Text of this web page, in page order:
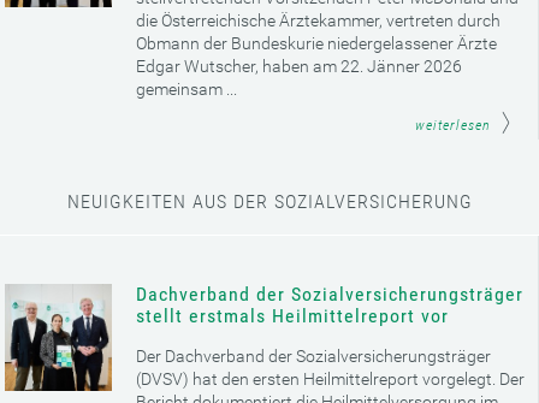
die Österreichische Ärztekammer, vertreten durch
Obmann der Bundeskurie niedergelassener Ärzte
Edgar Wutscher, haben am 22. Jänner 2026
gemeinsam ...
weiterlesen
NEUIGKEITEN AUS DER SOZIALVERSICHERUNG
Dachverband der Sozialversicherungsträger
stellt erstmals Heilmittelreport vor
Der Dachverband der Sozialversicherungsträger
(DVSV) hat den ersten Heilmittelreport vorgelegt. Der